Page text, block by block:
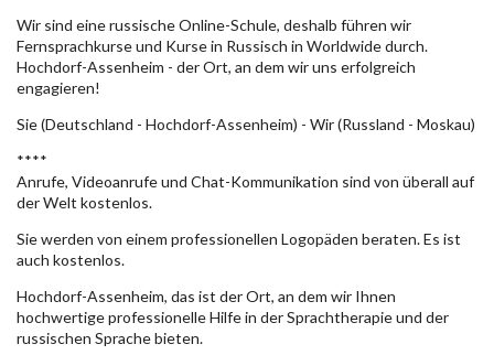
Wir sind eine russische Online-Schule, deshalb führen wir
Fernsprachkurse und Kurse in Russisch in Worldwide durch.
Hochdorf-Assenheim - der Ort, an dem wir uns erfolgreich
engagieren!
Sie (Deutschland - Hochdorf-Assenheim) - Wir (Russland - Moskau)
****
Anrufe, Videoanrufe und Chat-Kommunikation sind von überall auf
der Welt kostenlos.
Sie werden von einem professionellen Logopäden beraten. Es ist
auch kostenlos.
Hochdorf-Assenheim, das ist der Ort, an dem wir Ihnen
hochwertige professionelle Hilfe in der Sprachtherapie und der
russischen Sprache bieten.